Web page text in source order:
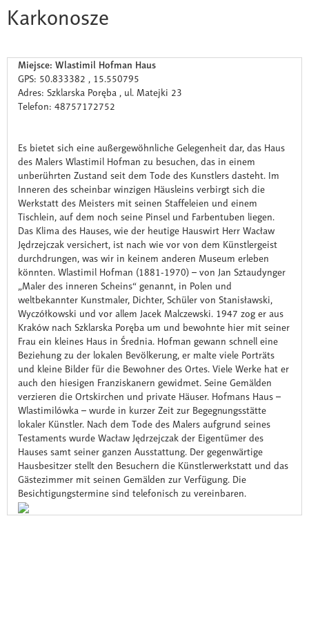
Karkonosze
Miejsce: Wlastimil Hofman Haus
GPS: 50.833382 , 15.550795
Adres: Szklarska Poręba , ul. Matejki 23
Telefon: 48757172752
Es bietet sich eine außergewöhnliche Gelegenheit dar, das Haus
des Malers Wlastimil Hofman zu besuchen, das in einem
unberührten Zustand seit dem Tode des Kunstlers dasteht. Im
Inneren des scheinbar winzigen Häusleins verbirgt sich die
Werkstatt des Meisters mit seinen Staffeleien und einem
Tischlein, auf dem noch seine Pinsel und Farbentuben liegen.
Das Klima des Hauses, wie der heutige Hauswirt Herr Wacław
Jędrzejczak versichert, ist nach wie vor von dem Künstlergeist
durchdrungen, was wir in keinem anderen Museum erleben
könnten. Wlastimil Hofman (1881-1970) – von Jan Sztaudynger
„Maler des inneren Scheins“ genannt, in Polen und
weltbekannter Kunstmaler, Dichter, Schüler von Stanisławski,
Wyczółkowski und vor allem Jacek Malczewski. 1947 zog er aus
Kraków nach Szklarska Poręba um und bewohnte hier mit seiner
Frau ein kleines Haus in Średnia. Hofman gewann schnell eine
Beziehung zu der lokalen Bevölkerung, er malte viele Porträts
und kleine Bilder für die Bewohner des Ortes. Viele Werke hat er
auch den hiesigen Franziskanern gewidmet. Seine Gemälden
verzieren die Ortskirchen und private Häuser. Hofmans Haus –
Wlastimilówka – wurde in kurzer Zeit zur Begegnungsstätte
lokaler Künstler. Nach dem Tode des Malers aufgrund seines
Testaments wurde Wacław Jędrzejczak der Eigentümer des
Hauses samt seiner ganzen Ausstattung. Der gegenwärtige
Hausbesitzer stellt den Besuchern die Künstlerwerkstatt und das
Gästezimmer mit seinen Gemälden zur Verfügung. Die
Besichtigungstermine sind telefonisch zu vereinbaren.